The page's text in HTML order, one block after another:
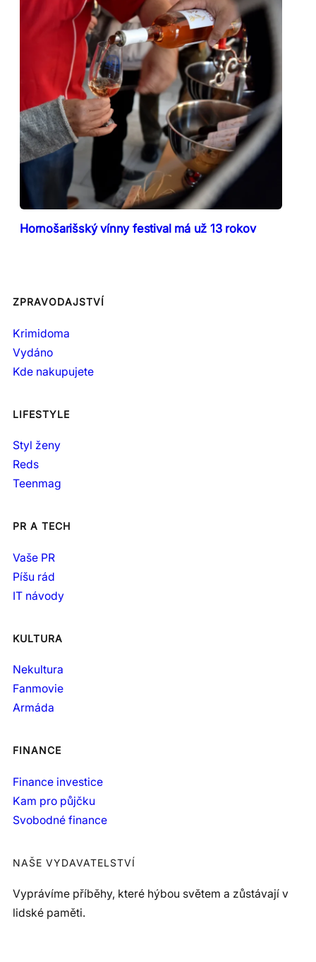
Hornošarišský vínny festival má už 13 rokov
ZPRAVODAJSTVÍ
Krimidoma
Vydáno
Kde nakupujete
LIFESTYLE
Styl ženy
Reds
Teenmag
PR A TECH
Vaše PR
Píšu rád
IT návody
KULTURA
Nekultura
Fanmovie
Armáda
FINANCE
Finance investice
Kam pro půjčku
Svobodné finance
NAŠE VYDAVATELSTVÍ
Vyprávíme příběhy, které hýbou světem a zůstávají v
lidské paměti.